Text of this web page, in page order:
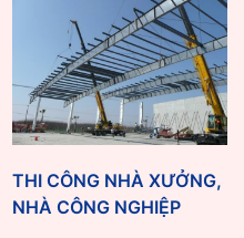
THI CÔNG NHÀ XƯỞNG,
NHÀ CÔNG NGHIỆP